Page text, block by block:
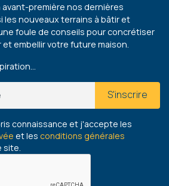
première nos dernières
les nouveaux terrains à bâtir et
foule de conseils pour concrétiser
embellir votre future maison.
S'inscrire
connaissance et j'accepte les
et les conditions générales
site.